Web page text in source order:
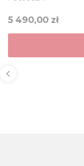
Cena
5 490,00 zł